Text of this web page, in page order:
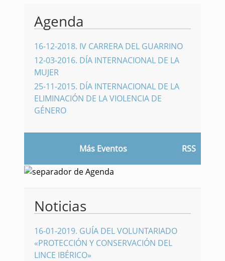
Agenda
16-12-2018. IV CARRERA DEL GUARRINO
12-03-2016. DÍA INTERNACIONAL DE LA
MUJER
25-11-2015. DÍA INTERNACIONAL DE LA
ELIMINACIÓN DE LA VIOLENCIA DE
GÉNERO
Más Eventos RSS
Noticias
16-01-2019. GUÍA DEL VOLUNTARIADO
«PROTECCIÓN Y CONSERVACIÓN DEL
LINCE IBÉRICO»